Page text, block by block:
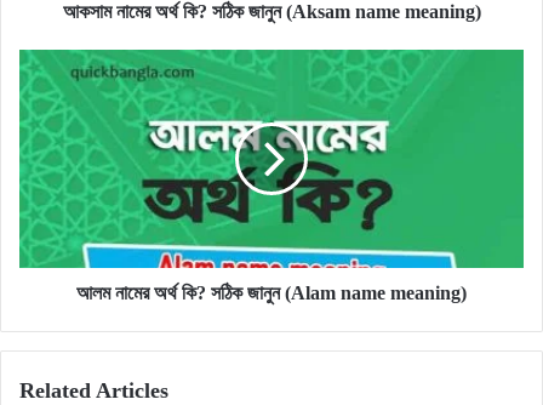
আকসাম নামের অর্থ কি? সঠিক জানুন (Aksam name meaning)
আলম
নামের
অর্থ
কি?
সঠিক
জানুন
(Alam
name
meaning)
আলম নামের অর্থ কি? সঠিক জানুন (Alam name meaning)
Related Articles